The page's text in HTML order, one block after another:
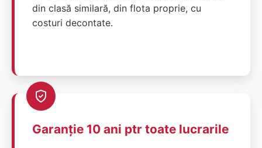
din clasă similară, din flota proprie, cu
costuri decontate.
Garanție 10 ani ptr toate lucrarile